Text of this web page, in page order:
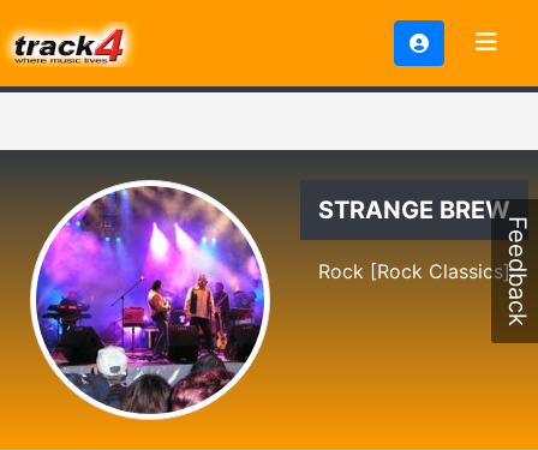
STRANGE BREW
Rock [Rock Classics]Feedback